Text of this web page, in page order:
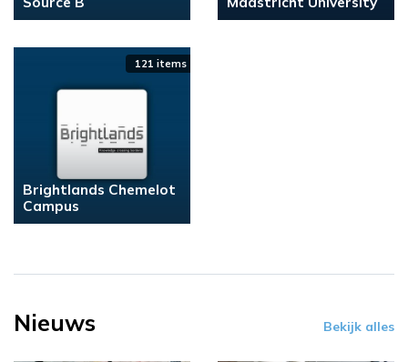
121 items
Brightlands Chemelot
Campus
Nieuws Bekijk alles